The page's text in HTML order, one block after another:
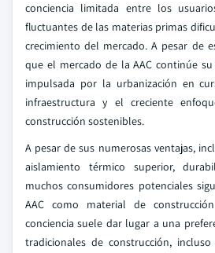
conciencia limitada entre los
fluctuantes de las materias primas
crecimiento del mercado. A pesar de
que el mercado de la AAC continúe
impulsada por la urbanización en
infraestructura y el creciente
construcción sostenibles.
A pesar de sus numerosas ventajas,
aislamiento térmico superior,
muchos consumidores potenciales
AAC como material de
conciencia suele dar lugar a una
tradicionales de construcción,